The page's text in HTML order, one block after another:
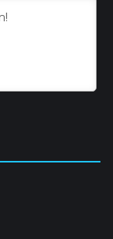
Tập 33
Tập 39